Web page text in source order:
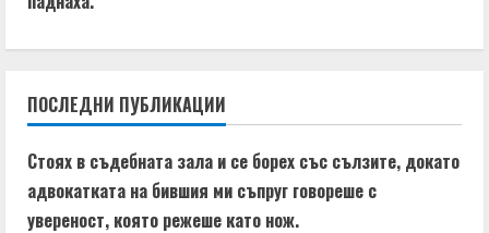
a
d
i
ПОСЛЕДНИ ПУБЛИКАЦИИ
Стоях в съдебната зала и се борех със сълзите, докато
адвокатката на бившия ми съпруг говореше с
увереност, която режеше като нож.